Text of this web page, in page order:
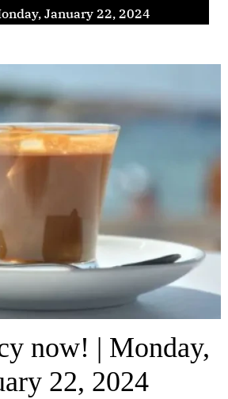
January 22, 2024
now! | Monday,
22, 2024